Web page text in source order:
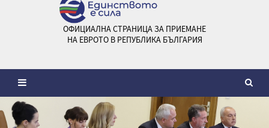
ОФИЦИАЛНА СТРАНИЦА ЗА ПРИЕМАНЕ
НА ЕВРОТО В РЕПУБЛИКА БЪЛГАРИЯ